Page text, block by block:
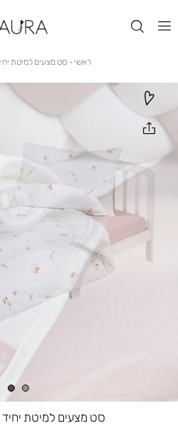
ראשי ראשי
סט מצעים למיטת
סט מצעים למיטת יחיד